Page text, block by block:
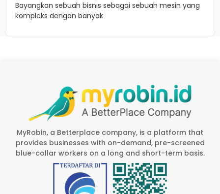
Bayangkan sebuah bisnis sebagai sebuah mesin yang
kompleks dengan banyak
MyRobin, a Betterplace company, is a platform that
provides businesses with on-demand, pre-screened
blue-collar workers on a long and short-term basis.